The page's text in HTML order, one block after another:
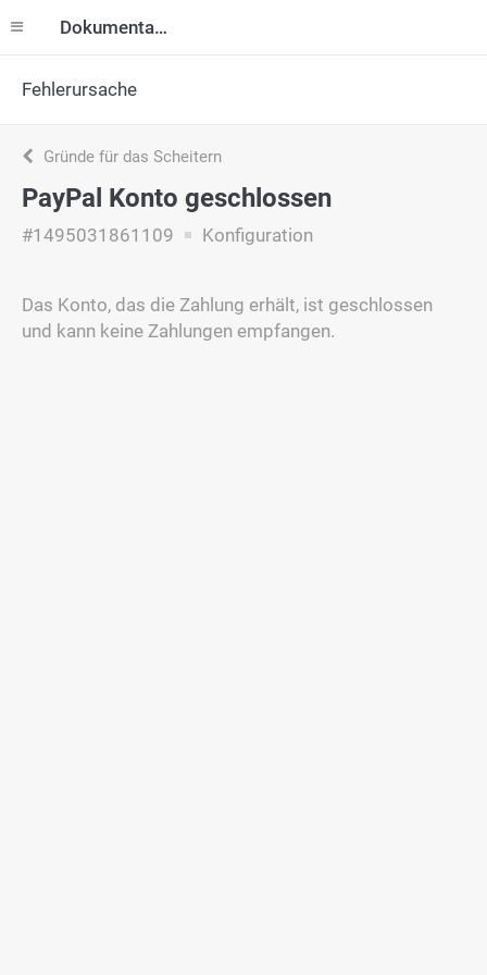
Dokumentation
Fehlerursache
Gründe für das Scheitern
PayPal Konto geschlossen
#1495031861109 Konfiguration
Das Konto, das die Zahlung erhält, ist geschlossen
und kann keine Zahlungen empfangen.